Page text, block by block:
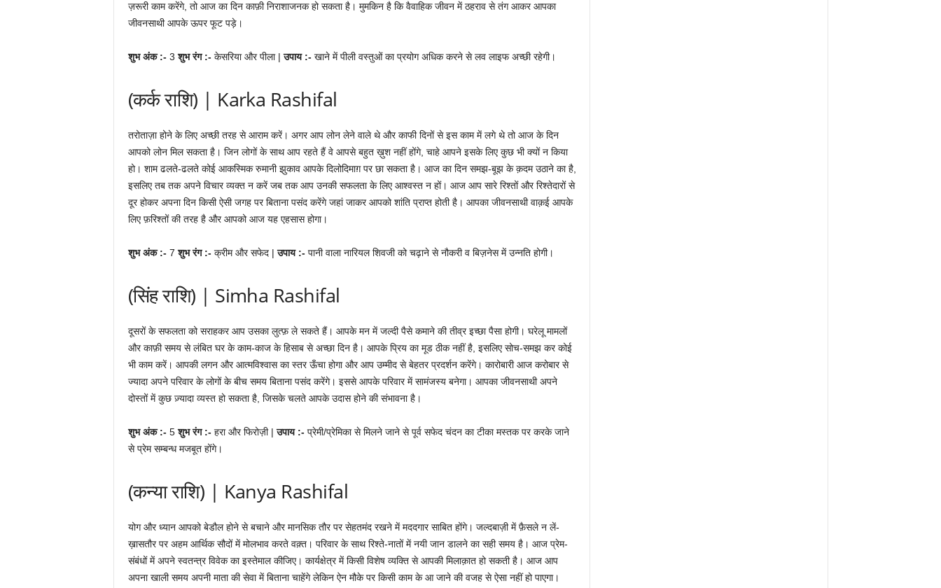
ज़रूरी काम करेंगे, तो आज का दिन काफ़ी निराशाजनक हो सकता है। मुमकिन है कि वैवाहिक जीवन में ठहराव से तंग आकर आपका
जीवनसाथी आपके ऊपर फूट पड़े।
शुभ अंक :- 3शुभ रंग :- केसरिया और पीला |उपाय :- खाने में पीली वस्तुओं का प्रयोग अधिक करने से लव लाइफ अच्छी रहेगी।
(कर्क राशि) | Karka Rashifal
तरोताज़ा होने के लिए अच्छी तरह से आराम करें। अगर आप लोन लेने वाले थे और काफी दिनों से इस काम में लगे थे तो आज के दिन
आपको लोन मिल सकता है। जिन लोगों के साथ आप रहते हैं वे आपसे बहुत ख़ुश नहीं होंगे, चाहे आपने इसके लिए कुछ भी क्यों न किया
हो। शाम ढलते-ढलते कोई आकस्मिक रुमानी झुकाव आपके दिलोदिमाग़ पर छा सकता है। आज का दिन समझ-बूझ के क़दम उठाने का है,
इसलिए तब तक अपने विचार व्यक्त न करें जब तक आप उनकी सफलता के लिए आश्वस्त न हों। आज आप सारे रिश्तों और रिश्तेदारों से
दूर होकर अपना दिन किसी ऐसी जगह पर बिताना पसंद करेंगे जहां जाकर आपको शांति प्राप्त होती है। आपका जीवनसाथी वाक़ई आपके
लिए फ़रिश्तों की तरह है और आपको आज यह एहसास होगा।
शुभ अंक :- 7शुभ रंग :- क्रीम और सफेद |उपाय :- पानी वाला नारियल शिवजी को चढ़ाने से नौकरी व बिज़नेस में उन्नति होगी।
(सिंह राशि) | Simha Rashifal
दूसरों के सफलता को सराहकर आप उसका लुत्फ़ ले सकते हैं। आपके मन में जल्दी पैसे कमाने की तीव्र इच्छा पैसा होगी। घरेलू मामलों
और काफ़ी समय से लंबित घर के काम-काज के हिसाब से अच्छा दिन है। आपके प्रिय का मूड ठीक नहीं है, इसलिए सोच-समझ कर कोई
भी काम करें। आपकी लगन और आत्मविश्वास का स्तर ऊँचा होगा और आप उम्मीद से बेहतर प्रदर्शन करेंगे। कारोबारी आज करोबार से
ज्यादा अपने परिवार के लोगों के बीच समय बिताना पसंद करेंगे। इससे आपके परिवार में सामंजस्य बनेगा। आपका जीवनसाथी अपने
दोस्तों में कुछ ज़्यादा व्यस्त हो सकता है, जिसके चलते आपके उदास होने की संभावना है।
शुभ अंक :- 5शुभ रंग :- हरा और फिरोज़ी |उपाय :- प्रेमी/प्रेमिका से मिलने जाने से पूर्व सफेद चंदन का टीका मस्तक पर करके जाने
से प्रेम सम्बन्ध मजबूत होंगे।
(कन्या राशि) | Kanya Rashifal
योग और ध्यान आपको बेडौल होने से बचाने और मानसिक तौर पर सेहतमंद रखने में मददगार साबित होंगे। जल्दबाज़ी में फ़ैसले न लें-
ख़ासतौर पर अहम आर्थिक सौदों में मोलभाव करते वक़्त। परिवार के साथ रिश्ते-नातों में नयी जान डालने का सही समय है। आज प्रेम-
संबंधों में अपने स्वतन्त्र विवेक का इस्तेमाल कीजिए। कार्यक्षेत्र में किसी विशेष व्यक्ति से आपकी मिलाक़ात हो सकती है। आज आप
अपना खाली समय अपनी माता की सेवा में बिताना चाहेंगे लेकिन ऐन मौके पर किसी काम के आ जाने की वजह से ऐसा नहीं हो पाएगा।